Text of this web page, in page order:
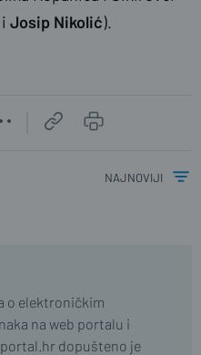
i Josip Nikolić).
najnoviji
o elektroničkim
na web portalu i
dopušteno je